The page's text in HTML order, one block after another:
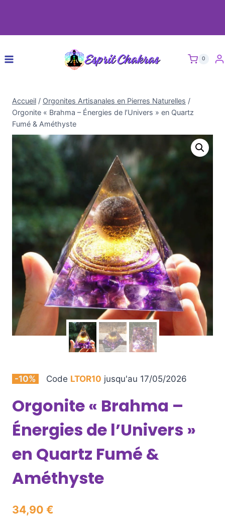
0
Accueil / Orgonites Artisanales en Pierres Naturelles /
Orgonite « Brahma – Énergies de l’Univers » en Quartz
Fumé & Améthyste
-10% Code LTOR10 jusqu'au 17/05/2026
Orgonite « Brahma –
Énergies de l’Univers »
en Quartz Fumé &
Améthyste
34,90 €